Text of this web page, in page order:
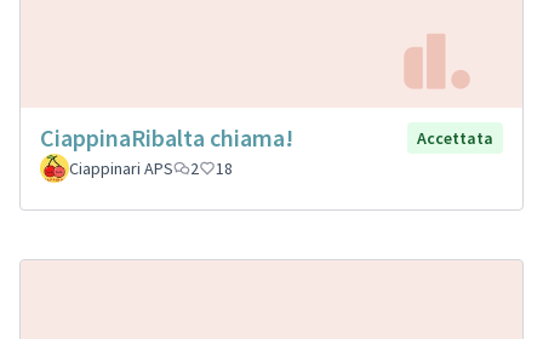
CiappinaRibalta chiama!
Accettata
Ciappinari APS
2 18